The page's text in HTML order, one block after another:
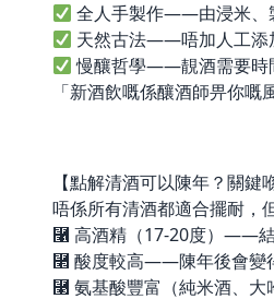
全人手製作——由浸米、
天然古法——唔加人工添
慢釀哲學——靚酒需要時
「新酒飲嘅係釀酒師畀你嘅
【點解清酒可以陳年？關鍵
唔係所有清酒都適合擺耐，
⿡ 高酒精（17-20度）——
⿢ 酸度較高——陳年後會變
⿣ 氨基酸豐富（純米酒、